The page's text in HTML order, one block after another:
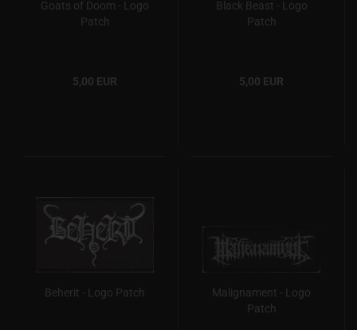
Goats of Doom - Logo
Patch
5,00 EUR
Black Beast - Logo
Patch
5,00 EUR
Beherit - Logo Patch
Malignament - Logo
Patch